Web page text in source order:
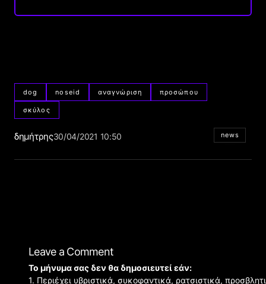
dog noseid αναγνώριση προσώπου
σκύλος
δημήτρης30/04/2021 10:50 news
Leave a Comment
Το μήνυμα σας δεν θα δημοσιευτεί εάν:
1. Περιέχει υβριστικά, συκοφαντικά, ρατσιστικά,